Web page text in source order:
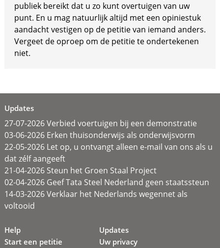
publiek bereikt dat u zo kunt overtuigen van uw
punt. En u mag natuurlijk altijd met een opiniestuk
aandacht vestigen op de petitie van iemand anders.
Vergeet de oproep om de petitie te ondertekenen
niet.
Updates
27-07-2026 Verbied voertuigen bij een demonstratie
03-06-2026 Erken thuisonderwijs als onderwijsvorm
22-05-2026 Let op, u ontvangt alleen e-mail van ons als u
dat zélf aangeeft
21-04-2026 Steun het Groen Staal Project
02-04-2026 Geef Tata Steel Nederland geen staatssteun
14-03-2026 Verklaar het Nederlands wegennet als
voltooid
Help
Start een petitie
Updates
Uw privacy